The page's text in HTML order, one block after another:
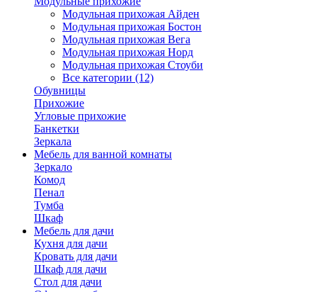
Модульная прихожая Айден
Модульная прихожая Бостон
Модульная прихожая Вега
Модульная прихожая Норд
Модульная прихожая Стоуби
Все категории (12)
Обувницы
Прихожие
Угловые прихожие
Банкетки
Зеркала
Мебель для ванной комнаты
Зеркало
Комод
Пенал
Тумба
Шкаф
Мебель для дачи
Кухня для дачи
Кровать для дачи
Шкаф для дачи
Стол для дачи